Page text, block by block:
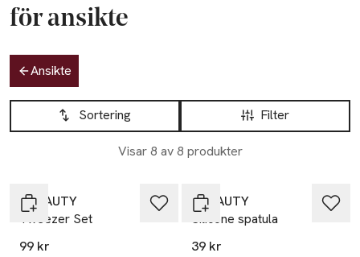
för ansikte
Hoppa till produktsidan
Ansikte
Hoppa till produktsidan
Filter
Sortering
Visar 8 av 8 produkter
Lista över produkter
Å BEAUTY
Tweezer Set
99 kr
Å BEAUTY
Silicone spatula
39 kr